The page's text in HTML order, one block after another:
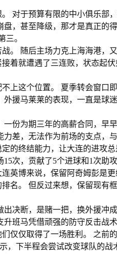
对于预算有限的中小俱乐部
，甚至降级，那才是真正的
三。
。 随后主场力克上海海港，
着就遭遇了三连败，状态起
上这个位置。 夏季转会窗口
援马莱莱的表现，一直是球
份为期三年的高薪合同，早
差，无法作为前场的支点，
的终结能力，让大连的进攻
次，贡献了5个进球和1次助
英博来说，保留阿奇姆彭是
名。 但反过来想，保留现有
决断，是赌一把，换外援冲
班马凭借顽强的防守反击战
仅仅取得了一场胜利。 之前
，下半程会尝试改变球队的